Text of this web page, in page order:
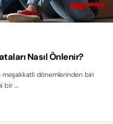
Nasıl Önlenir?
meşakkatli dönemlerinden biri
bir …